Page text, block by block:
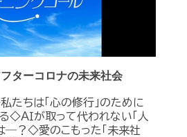
ターコロナの未来社会
たちは「心の修行」のために
◇ＡＩが取って代われない「人
―？◇愛のこもった「未来社